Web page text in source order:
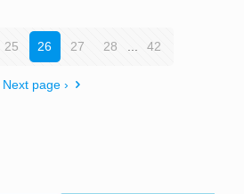
25 26 27 28 ... 42
Next page ›